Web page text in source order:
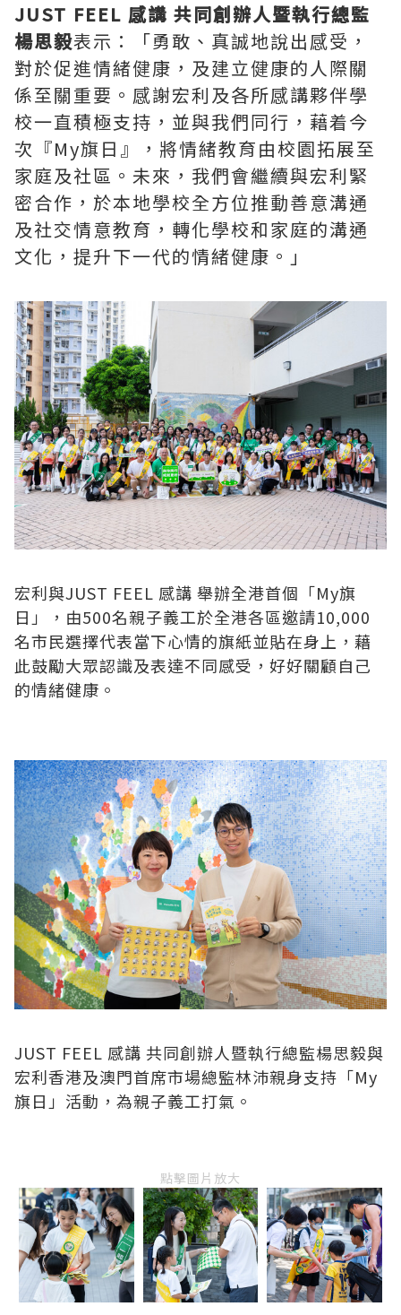
JUST FEEL 感講 共同創辦人暨執行總監
楊思毅表示：「勇敢、真誠地說出感受，
對於促進情緒健康，及建立健康的人際關
係至關重要。感謝宏利及各所感講夥伴學
校一直積極支持，並與我們同行，藉着今
次『My旗日』，將情緒教育由校園拓展至
家庭及社區。未來，我們會繼續與宏利緊
密合作，於本地學校全方位推動善意溝通
及社交情意教育，轉化學校和家庭的溝通
文化，提升下一代的情緒健康。」
宏利與JUST FEEL 感講 舉辦全港首個「My旗
日」，由500名親子義工於全港各區邀請10,000
名市民選擇代表當下心情的旗紙並貼在身上，藉
此鼓勵大眾認識及表達不同感受，好好關顧自己
的情緒健康。
JUST FEEL 感講 共同創辦人暨執行總監楊思毅與
宏利香港及澳門首席市場總監林沛親身支持「My
旗日」活動，為親子義工打氣。
點擊圖片放大